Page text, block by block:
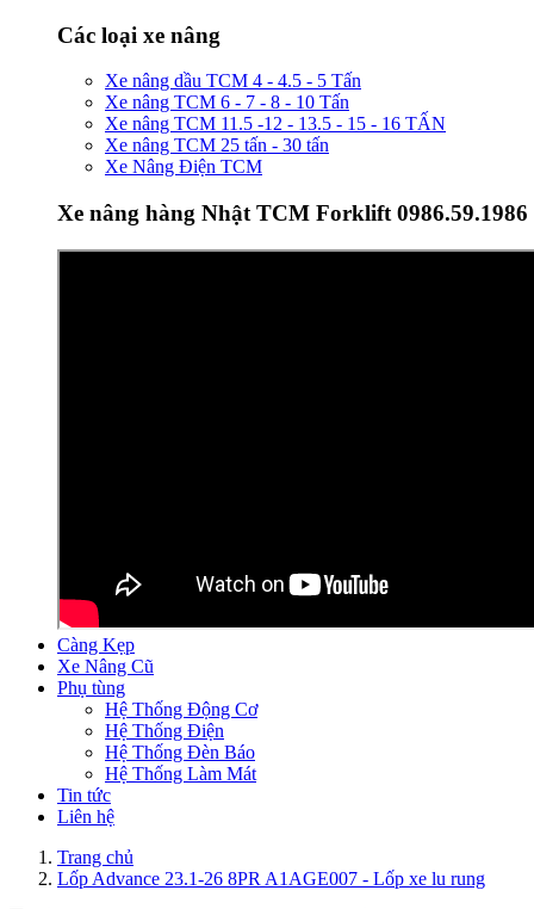
Các loại xe nâng
Xe nâng dầu TCM 4 - 4.5 - 5 Tấn
Xe nâng TCM 6 - 7 - 8 - 10 Tấn
Xe nâng TCM 11.5 -12 - 13.5 - 15 - 16 TẤN
Xe nâng TCM 25 tấn - 30 tấn
Xe Nâng Điện TCM
Xe nâng hàng Nhật TCM Forklift 0986.59.1986
Càng Kẹp
Xe Nâng Cũ
Phụ tùng
Hệ Thống Động Cơ
Hệ Thống Điện
Hệ Thống Đèn Báo
Hệ Thống Làm Mát
Tin tức
Liên hệ
Trang chủ
Lốp Advance 23.1-26 8PR A1AGE007 - Lốp xe lu rung